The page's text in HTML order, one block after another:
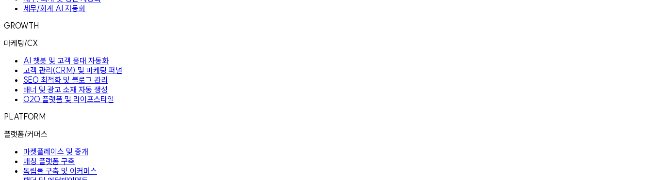
세무/회계 AI 자동화
GROWTH
마케팅/CX
AI 챗봇 및 고객 응대 자동화
고객 관리(CRM) 및 마케팅 퍼널
SEO 최적화 및 블로그 관리
배너 및 광고 소재 자동 생성
O2O 플랫폼 및 라이프스타일
PLATFORM
플랫폼/커머스
마켓플레이스 및 중개
매칭 플랫폼 구축
독립몰 구축 및 이커머스